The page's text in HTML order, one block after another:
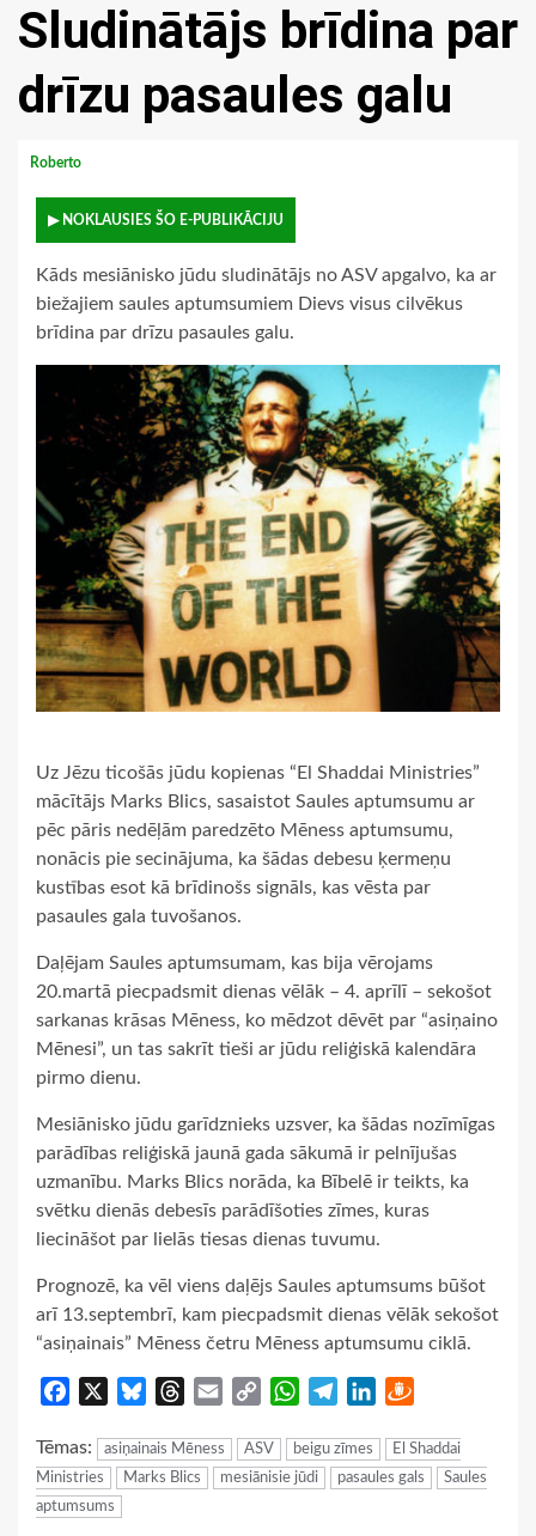
Sludinātājs brīdina par
drīzu pasaules galu
Roberto
▶ NOKLAUSIES ŠO E-PUBLIKĀCIJU
Kāds mesiānisko jūdu sludinātājs no ASV apgalvo, ka ar
biežajiem saules aptumsumiem Dievs visus cilvēkus
brīdina par drīzu pasaules galu.
Uz Jēzu ticošās jūdu kopienas “El Shaddai Ministries”
mācītājs Marks Blics, sasaistot Saules aptumsumu ar
pēc pāris nedēļām paredzēto Mēness aptumsumu,
nonācis pie secinājuma, ka šādas debesu ķermeņu
kustības esot kā brīdinošs signāls, kas vēsta par
pasaules gala tuvošanos.
Daļējam Saules aptumsumam, kas bija vērojams
20.martā piecpadsmit dienas vēlāk – 4. aprīlī – sekošot
sarkanas krāsas Mēness, ko mēdzot dēvēt par “asiņaino
Mēnesi”, un tas sakrīt tieši ar jūdu reliģiskā kalendāra
pirmo dienu.
Mesiānisko jūdu garīdznieks uzsver, ka šādas nozīmīgas
parādības reliģiskā jaunā gada sākumā ir pelnījušas
uzmanību. Marks Blics norāda, ka Bībelē ir teikts, ka
svētku dienās debesīs parādīšoties zīmes, kuras
liecināšot par lielās tiesas dienas tuvumu.
Prognozē, ka vēl viens daļējs Saules aptumsums būšot
arī 13.septembrī, kam piecpadsmit dienas vēlāk sekošot
“asiņainais” Mēness četru Mēness aptumsumu ciklā.
Facebook BlueskyThreads
Email
Copy
WhatsApp
TelegramLinkedIn
Tēmas: asiņainais Mēness ASV beigu zīmes
El Shaddai
Ministries
Marks Blics mesiānisie jūdi pasaules gals
Saules
aptumsums